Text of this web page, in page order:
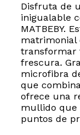
Disfruta de
inigualable
MATBEBY.
matrimonial
transformar
frescura.
microfibra
que
ofrece una
mullido que
puntos de